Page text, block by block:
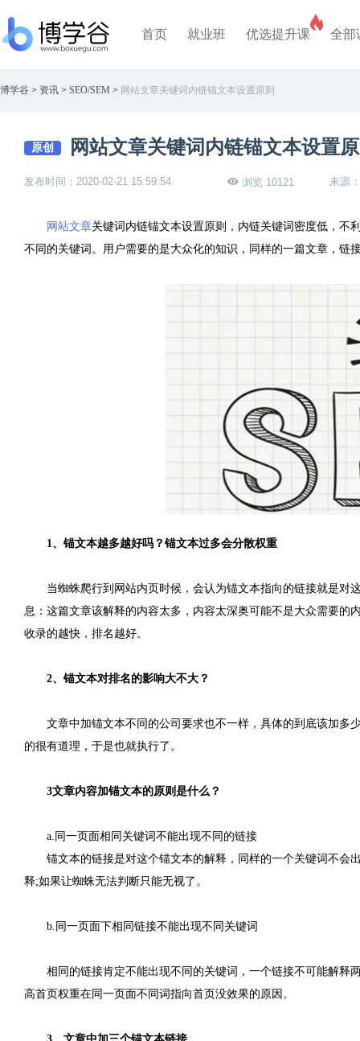
首页 就业班 优选提升课 全部
博学谷 > 资讯 > SEO/SEM > 网站文章关键词内链锚文本设置原则
原创 网站文章关键词内链锚文本设置
发布时间：2020-02-21 15:59:54 浏览 10121 来源
网站文章关键词内链锚文本设置原则，内链关键词密度低，不
不同的关键词。用户需要的是大众化的知识，同样的一篇文章，链
1、锚文本越多越好吗？锚文本过多会分散权重
当蜘蛛爬行到网站内页时候，会认为锚文本指向的链接就是对
息：这篇文章该解释的内容太多，内容太深奥可能不是大众需要
收录的越快，排名越好。
2、锚文本对排名的影响大不大？
文章中加锚文本不同的公司要求也不一样，具体的到底该加多
的很有道理，于是也就执行了。
3文章内容加锚文本的原则是什么？
a.同一页面相同关键词不能出现不同的链接
锚文本的链接是对这个锚文本的解释，同样的一个关键词不会
释;如果让蜘蛛无法判断只能无视了。
b.同一页面下相同链接不能出现不同关键词
相同的链接肯定不能出现不同的关键词，一个链接不可能解释
高首页权重在同一页面不同词指向首页没效果的原因。